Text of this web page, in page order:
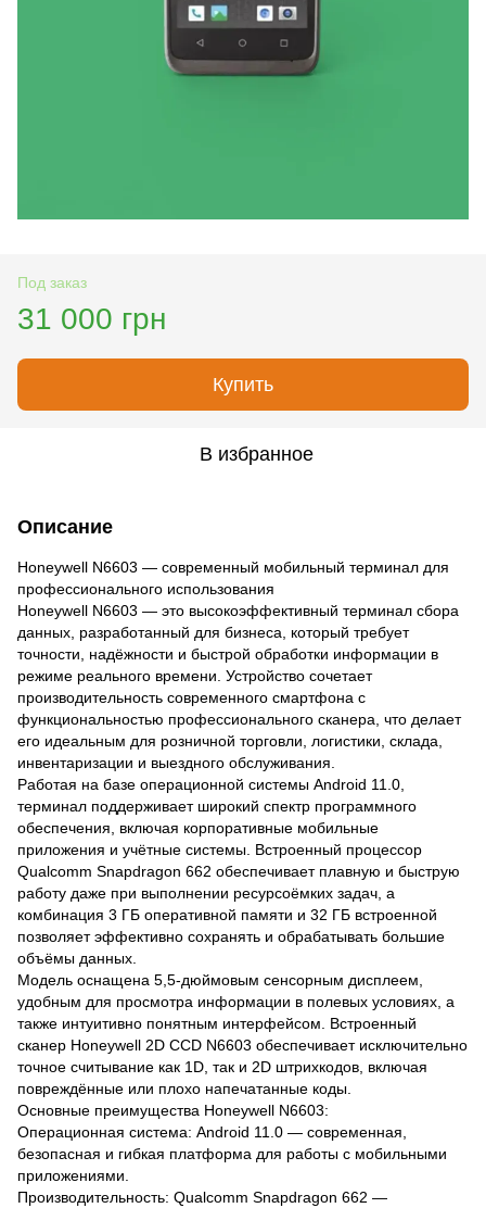
Под заказ
31 000 грн
Купить
В избранное
Описание
Honeywell N6603 — современный мобильный терминал для
профессионального использования
Honeywell N6603 — это высокоэффективный терминал сбора
данных, разработанный для бизнеса, который требует
точности, надёжности и быстрой обработки информации в
режиме реального времени. Устройство сочетает
производительность современного смартфона с
функциональностью профессионального сканера, что делает
его идеальным для розничной торговли, логистики, склада,
инвентаризации и выездного обслуживания.
Работая на базе операционной системы Android 11.0,
терминал поддерживает широкий спектр программного
обеспечения, включая корпоративные мобильные
приложения и учётные системы. Встроенный процессор
Qualcomm Snapdragon 662 обеспечивает плавную и быструю
работу даже при выполнении ресурсоёмких задач, а
комбинация 3 ГБ оперативной памяти и 32 ГБ встроенной
позволяет эффективно сохранять и обрабатывать большие
объёмы данных.
Модель оснащена 5,5-дюймовым сенсорным дисплеем,
удобным для просмотра информации в полевых условиях, а
также интуитивно понятным интерфейсом. Встроенный
сканер Honeywell 2D CCD N6603 обеспечивает исключительно
точное считывание как 1D, так и 2D штрихкодов, включая
повреждённые или плохо напечатанные коды.
Основные преимущества Honeywell N6603:
Операционная система: Android 11.0 — современная,
безопасная и гибкая платформа для работы с мобильными
приложениями.
Производительность: Qualcomm Snapdragon 662 —